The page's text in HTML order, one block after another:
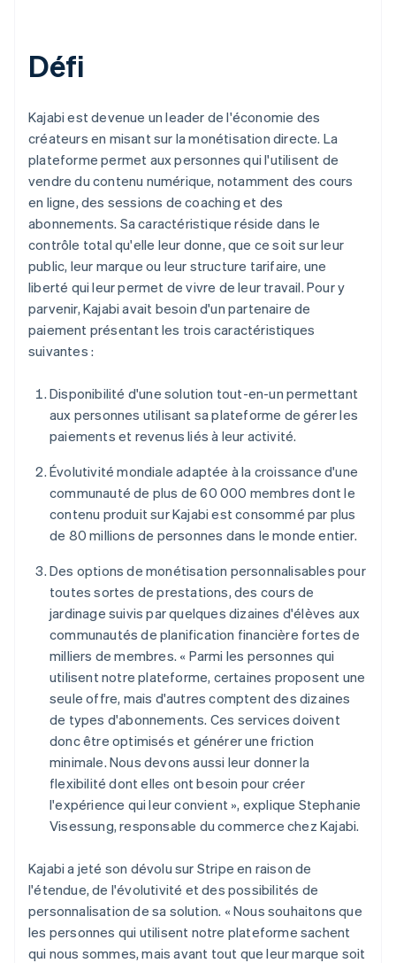
Défi
Kajabi est devenue un leader de l'économie des
créateurs en misant sur la monétisation directe. La
plateforme permet aux personnes qui l'utilisent de
vendre du contenu numérique, notamment des cours
en ligne, des sessions de coaching et des
abonnements. Sa caractéristique réside dans le
contrôle total qu'elle leur donne, que ce soit sur leur
public, leur marque ou leur structure tarifaire, une
liberté qui leur permet de vivre de leur travail. Pour y
parvenir, Kajabi avait besoin d'un partenaire de
paiement présentant les trois caractéristiques
suivantes :
Disponibilité d'une solution tout-en-un permettant
aux personnes utilisant sa plateforme de gérer les
paiements et revenus liés à leur activité.
Évolutivité mondiale adaptée à la croissance d'une
communauté de plus de 60 000 membres dont le
contenu produit sur Kajabi est consommé par plus
de 80 millions de personnes dans le monde entier.
Des options de monétisation personnalisables pour
toutes sortes de prestations, des cours de
jardinage suivis par quelques dizaines d'élèves aux
communautés de planification financière fortes de
milliers de membres. « Parmi les personnes qui
utilisent notre plateforme, certaines proposent une
seule offre, mais d'autres comptent des dizaines
de types d'abonnements. Ces services doivent
donc être optimisés et générer une friction
minimale. Nous devons aussi leur donner la
flexibilité dont elles ont besoin pour créer
l'expérience qui leur convient », explique Stephanie
Visessung, responsable du commerce chez Kajabi.
Kajabi a jeté son dévolu sur Stripe en raison de
l'étendue, de l'évolutivité et des possibilités de
personnalisation de sa solution. « Nous souhaitons que
les personnes qui utilisent notre plateforme sachent
qui nous sommes, mais avant tout que leur marque soit